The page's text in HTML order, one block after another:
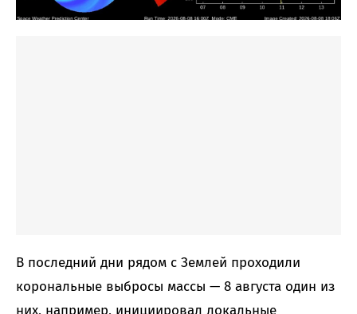
В последний дни рядом с Землей проходили
корональные выбросы массы — 8 августа один из
них, например, инициировал локальные